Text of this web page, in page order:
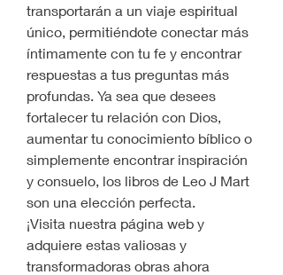
transportarán a un viaje espiritual
único, permitiéndote conectar más
íntimamente con tu fe y encontrar
respuestas a tus preguntas más
profundas. Ya sea que desees
fortalecer tu relación con Dios,
aumentar tu conocimiento bíblico o
simplemente encontrar inspiración
y consuelo, los libros de Leo J Mart
son una elección perfecta.
¡Visita nuestra página web y
adquiere estas valiosas y
transformadoras obras ahora